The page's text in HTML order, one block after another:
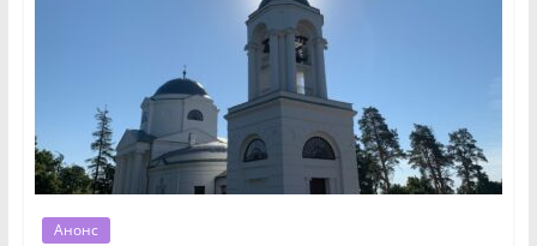
Анонс